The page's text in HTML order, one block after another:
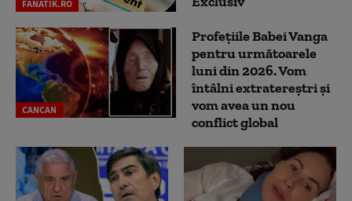
FANATIK.RO
CANCAN
Profețiile Babei Vanga
pentru următoarele
luni din 2026. Vom
întâlni extratereștri și
vom avea un nou
conflict global